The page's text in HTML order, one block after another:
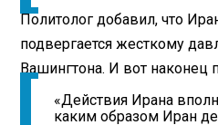
Политолог добавил, что
подвергается жесткому
Вашингтона. И вот наконец
«Действия Ирана
каким образом Иран